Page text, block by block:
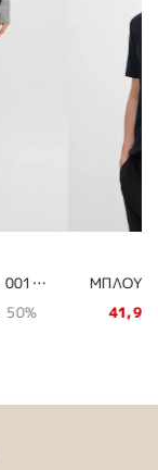
ΜΠΛΟΥΖΑ BALR. - 102 JET BLACK
50%